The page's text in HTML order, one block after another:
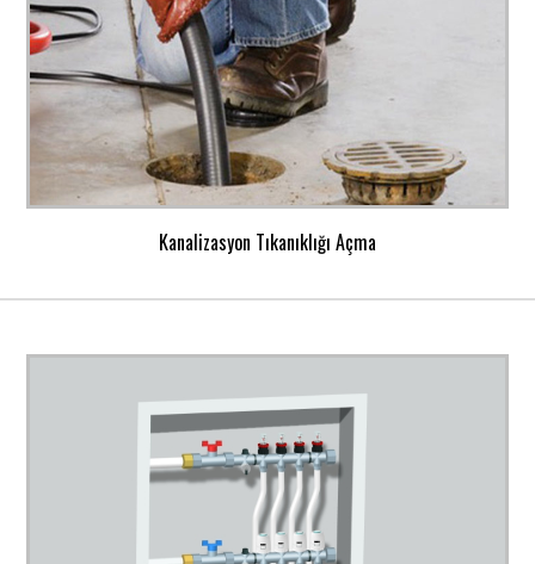
Kanalizasyon Tıkanıklığı Açma